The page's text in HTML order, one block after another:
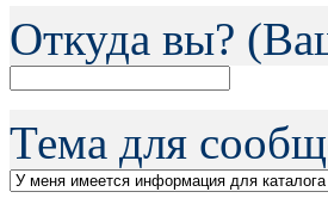
Откуда вы?
Тема для